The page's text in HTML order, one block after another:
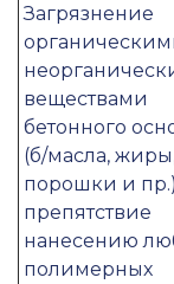
Загрязнение
веществами
бетонного
(б/масла,
порошки и
препятствие
нанесению
полимерных